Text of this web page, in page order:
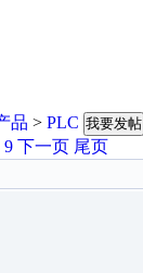
品 > PLC 我要发帖
9 下一页 尾页